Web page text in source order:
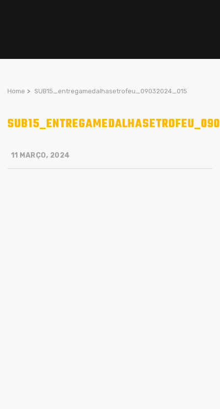
Home > SUB15_entregamedalhasetrofeu_09032024_015
11 MARÇO, 2024